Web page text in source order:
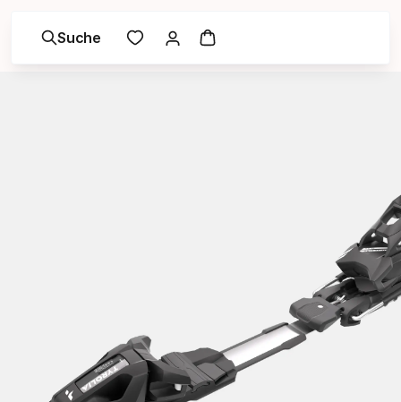
Suche